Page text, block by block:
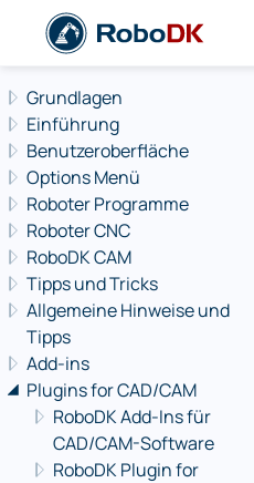
Grundlagen
Einführung
Benutzeroberfläche
Options Menü
Roboter Programme
Roboter CNC
RoboDK CAM
Tipps und Tricks
Allgemeine Hinweise und
Tipps
Add-ins
Plugins for CAD/CAM
RoboDK Add-Ins für
CAD/CAM-Software
RoboDK Plugin for